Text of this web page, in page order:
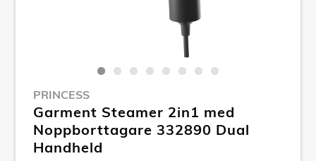
PRINCESS
Garment Steamer 2in1 med
Noppborttagare 332890 Dual
Handheld